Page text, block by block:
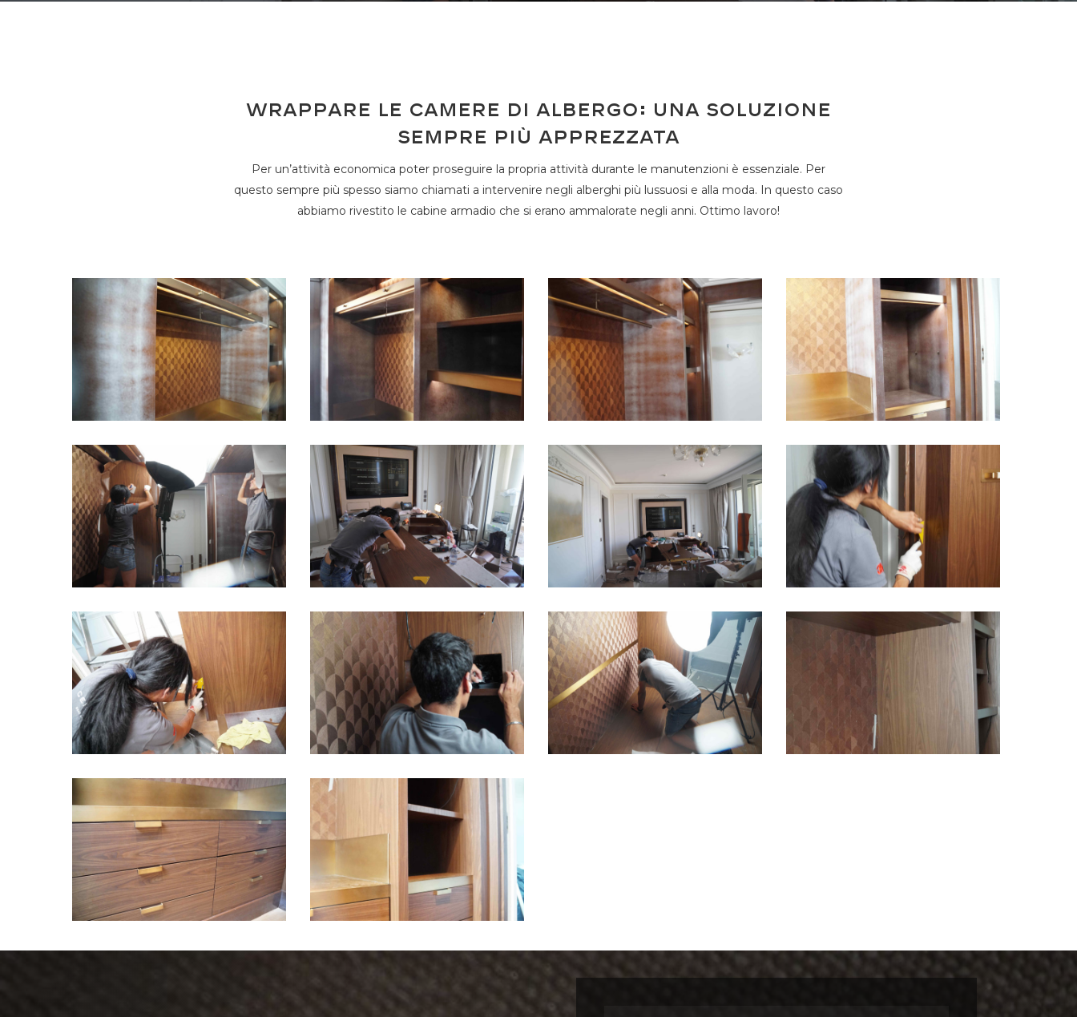
Wrappare le camere di albergo: una soluzione
sempre più apprezzata
Per un’attività economica poter proseguire la propria attività durante le manutenzioni è essenziale. Per
questo sempre più spesso siamo chiamati a intervenire negli alberghi più lussuosi e alla moda. In questo caso
abbiamo rivestito le cabine armadio che si erano ammalorate negli anni. Ottimo lavoro!